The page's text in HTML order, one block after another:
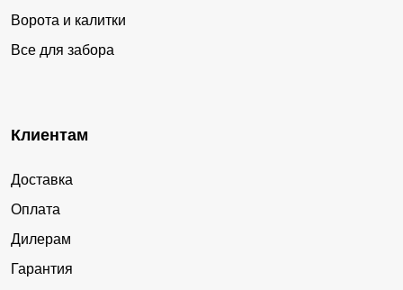
Ворота и калитки
Все для забора
Клиентам
Доставка
Оплата
Дилерам
Гарантия